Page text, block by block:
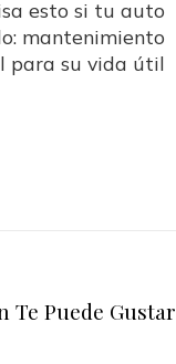
esto si tu auto
mantenimiento
para su vida útil
Te Puede Gustar